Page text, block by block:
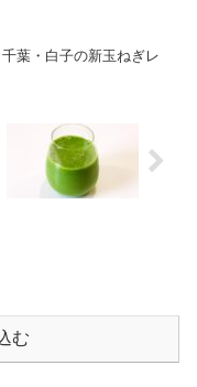
千葉・白子の新玉ねぎレ
む